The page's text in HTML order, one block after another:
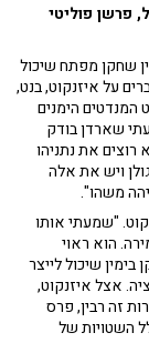
פרשן פוליטי
שחקן מפתח שיכול
על איזנקוט, בנט,
המנדטים הימנים
שארדן בודק
את נתניהו
ויש את אלה
משהו".
"שמעתי אותו
הוא ראוי
שיכול לייצר
אצל איזנקוט,
זה רבין, פרס
השטויות של